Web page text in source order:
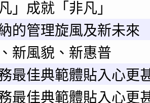
」成就「非凡」
的管理旋風及新未來
新風貌、新惠普
最佳典範體貼入心更
最佳典範體貼入心更